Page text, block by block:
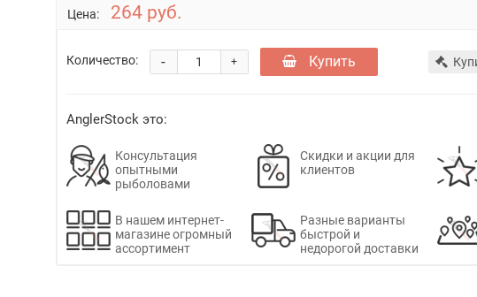
Цена: 264 руб.
Количество: +
- Купить
AnglerStock это:
Консультация
опытными
рыболовами
Скидки и акции для
клиентов
В нашем интернет-
магазине огромный
ассортимент
Разные варианты
быстрой и
недорогой доставки